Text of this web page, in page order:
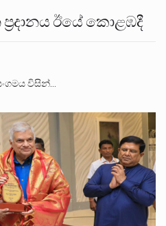
ඊයේ කොළඹදී
විසින්…